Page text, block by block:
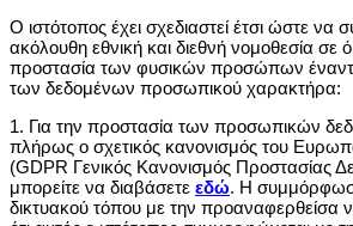
O ιστότοπος έχει σχεδιαστεί έτσι ώστε να
ακόλουθη εθνική και διεθνή νομοθεσία σε
προστασία των φυσικών προσώπων
των δεδομένων προσωπικού χαρακτήρα:
1. Για την προστασία των προσωπικών
πλήρως ο σχετικός κανονισμός του
(GDPR Γενικός Κανονισμός Προστασίας
μπορείτε να διαβάσετε εδώ. Η
δικτυακού τόπου με την προαναφερθείσα